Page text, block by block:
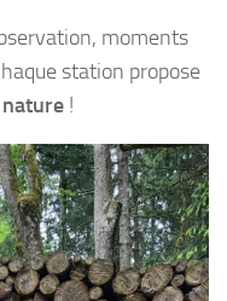
moments
station propose
!